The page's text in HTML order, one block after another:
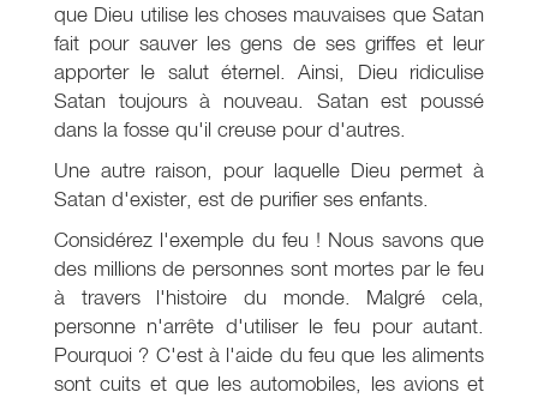
que Dieu utilise les choses mauvaises que Satan
fait pour sauver les gens de ses griffes et leur
apporter le salut éternel. Ainsi, Dieu ridiculise
Satan toujours à nouveau. Satan est poussé
dans la fosse qu'il creuse pour d'autres.
Une autre raison, pour laquelle Dieu permet à
Satan d'exister, est de purifier ses enfants.
Considérez l'exemple du feu ! Nous savons que
des millions de personnes sont mortes par le feu
à travers l'histoire du monde. Malgré cela,
personne n'arrête d'utiliser le feu pour autant.
Pourquoi ? C'est à l'aide du feu que les aliments
sont cuits et que les automobiles, les avions et